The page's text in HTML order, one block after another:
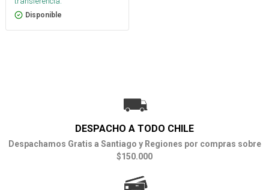
Disponible
DESPACHO A TODO CHILE
Despachamos Gratis a Santiago y Regiones por compras sobre
$150.000